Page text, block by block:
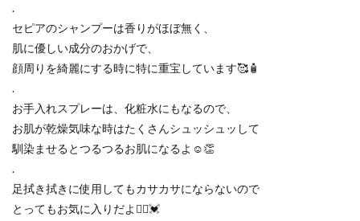
.
セピアのシャンプーは香りがほぼ無く、
肌に優しい成分のおかげで、
顔周りを綺麗にする時に特に重宝しています🥰🧴
.
お手入れスプレーは、化粧水にもなるので、
お肌が乾燥気味な時はたくさんシュッシュッして
馴染ませるとつるつるお肌になるよ☺️👏
.
足拭き拭きに使用してもカサカサにならないので
とってもお気に入りだよ🙆‍♀️💓